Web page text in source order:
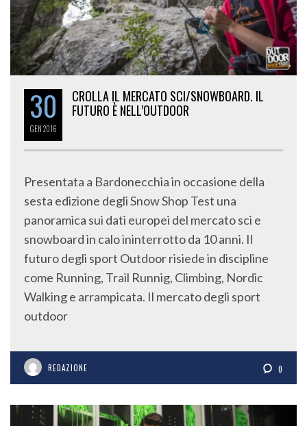
30
GEN2016
CROLLA IL MERCATO SCI/SNOWBOARD. IL
FUTURO È NELL’OUTDOOR
Presentata a Bardonecchia in occasione della
sesta edizione degli Snow Shop Test una
panoramica sui dati europei del mercato sci e
snowboard in calo ininterrotto da 10 anni. Il
futuro degli sport Outdoor risiede in discipline
come Running, Trail Runnig, Climbing, Nordic
Walking e arrampicata. Il mercato degli sport
outdoor
REDAZIONE 0